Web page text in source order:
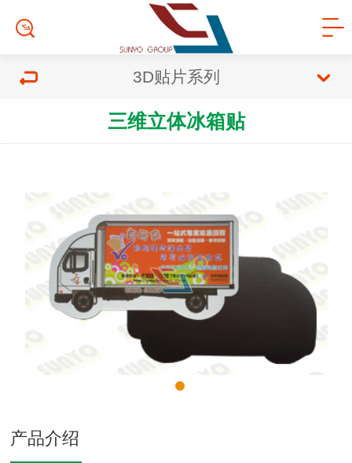
3D贴片系列
三维立体冰箱贴
产品介绍